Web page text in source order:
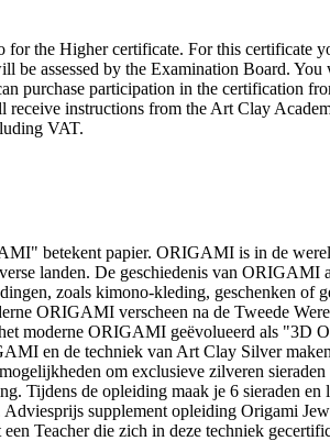
the Higher certificate. For this certificate
be assessed by the Examination Board.
purchase participation in the certification
instructions from the Art Clay
VAT.
betekent papier. ORIGAMI is in de
landen. De geschiedenis van ORIGAMI
zoals kimono-kleding, geschenken of
ORIGAMI verscheen na de Tweede
moderne ORIGAMI geëvolueerd als "3D
en de techniek van Art Clay Silver
om exclusieve zilveren sieraden
Tijdens de opleiding maak je 6 sieraden en
supplement opleiding Origami
Teacher die zich in deze techniek